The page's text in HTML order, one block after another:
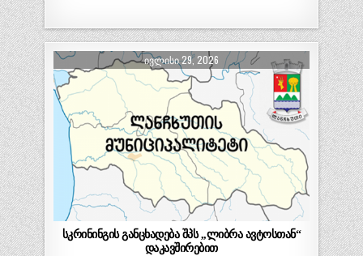
ᲘᲕᲚᲘᲡᲘ 29, 2026
სკრინინგის განცხადება შპს ,,ლიბრა ავტოსთან“
დაკავშირებით